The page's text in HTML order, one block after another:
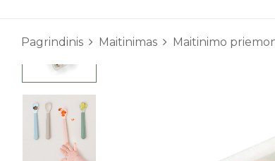
Pagrindinis Maitinimas Maitinimo